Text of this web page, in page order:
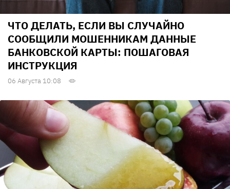
ЧТО ДЕЛАТЬ, ЕСЛИ ВЫ СЛУЧАЙНО
СООБЩИЛИ МОШЕННИКАМ ДАННЫЕ
БАНКОВСКОЙ КАРТЫ: ПОШАГОВАЯ
ИНСТРУКЦИЯ
06 Августа 10:08